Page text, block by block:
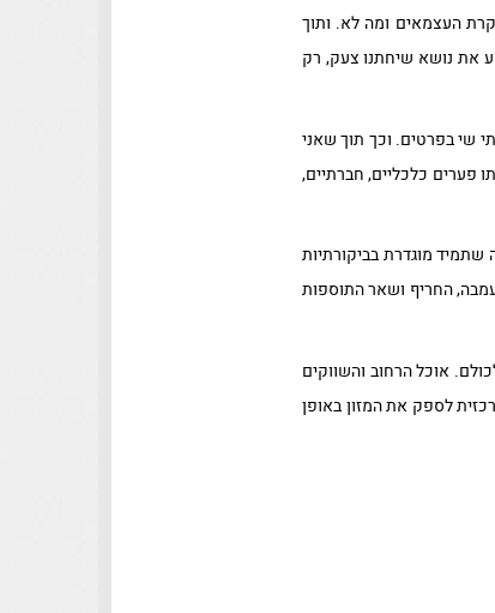
העצמאים ומה לא. ותוך
את נושא שיחתנו צעק, רק
שי בפרטים. וכך תוך שאני
פערים כלכליים, חברתיים,
מוגדרת בביקורתיות
החריף ושאר התוספות
אוכל הרחוב והשווקים
לספק את המזון באופן